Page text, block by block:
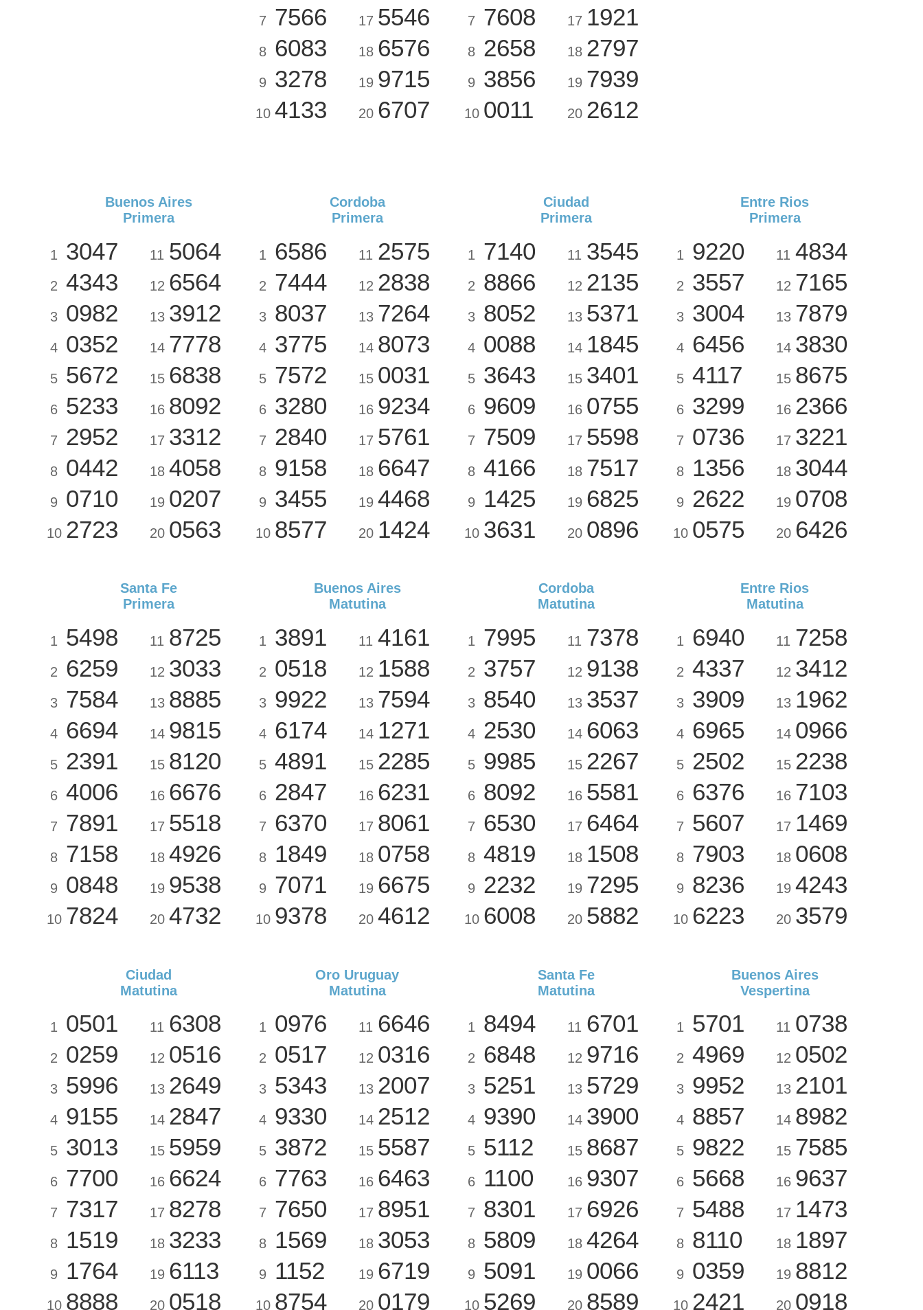
7 7566
8 6083
9 3278
10 4133
17 5546
18 6576
19 9715
20 6707
7 7608
8 2658
9 3856
10 0011
17 1921
18 2797
19 7939
20 2612
Buenos Aires
Primera
1 3047
2 4343
3 0982
4 0352
5 5672
6 5233
7 2952
8 0442
9 0710
10 2723
11 5064
12 6564
13 3912
14 7778
15 6838
16 8092
17 3312
18 4058
19 0207
20 0563
Cordoba
Primera
1 6586
2 7444
3 8037
4 3775
5 7572
6 3280
7 2840
8 9158
9 3455
10 8577
11 2575
12 2838
13 7264
14 8073
15 0031
16 9234
17 5761
18 6647
19 4468
20 1424
Ciudad
Primera
1 7140
2 8866
3 8052
4 0088
5 3643
6 9609
7 7509
8 4166
9 1425
10 3631
11 3545
12 2135
13 5371
14 1845
15 3401
16 0755
17 5598
18 7517
19 6825
20 0896
Entre Rios
Primera
1 9220
2 3557
3 3004
4 6456
5 4117
6 3299
7 0736
8 1356
9 2622
10 0575
11 4834
12 7165
13 7879
14 3830
15 8675
16 2366
17 3221
18 3044
19 0708
20 6426
Santa Fe
Primera
1 5498
2 6259
3 7584
4 6694
5 2391
6 4006
7 7891
8 7158
9 0848
10 7824
11 8725
12 3033
13 8885
14 9815
15 8120
16 6676
17 5518
18 4926
19 9538
20 4732
Buenos Aires
Matutina
1 3891
2 0518
3 9922
4 6174
5 4891
6 2847
7 6370
8 1849
9 7071
10 9378
11 4161
12 1588
13 7594
14 1271
15 2285
16 6231
17 8061
18 0758
19 6675
20 4612
Cordoba
Matutina
1 7995
2 3757
3 8540
4 2530
5 9985
6 8092
7 6530
8 4819
9 2232
10 6008
11 7378
12 9138
13 3537
14 6063
15 2267
16 5581
17 6464
18 1508
19 7295
20 5882
Entre Rios
Matutina
1 6940
2 4337
3 3909
4 6965
5 2502
6 6376
7 5607
8 7903
9 8236
10 6223
11 7258
12 3412
13 1962
14 0966
15 2238
16 7103
17 1469
18 0608
19 4243
20 3579
Ciudad
Matutina
1 0501
2 0259
3 5996
4 9155
5 3013
6 7700
7 7317
8 1519
9 1764
10 8888
11 6308
12 0516
13 2649
14 2847
15 5959
16 6624
17 8278
18 3233
19 6113
20 0518
Oro Uruguay
Matutina
1 0976
2 0517
3 5343
4 9330
5 3872
6 7763
7 7650
8 1569
9 1152
10 8754
11 6646
12 0316
13 2007
14 2512
15 5587
16 6463
17 8951
18 3053
19 6719
20 0179
Santa Fe
Matutina
1 8494
2 6848
3 5251
4 9390
5 5112
6 1100
7 8301
8 5809
9 5091
10 5269
11 6701
12 9716
13 5729
14 3900
15 8687
16 9307
17 6926
18 4264
19 0066
20 8589
Buenos Aires
Vespertina
1 5701
2 4969
3 9952
4 8857
5 9822
6 5668
7 5488
8 8110
9 0359
10 2421
11 0738
12 0502
13 2101
14 8982
15 7585
16 9637
17 1473
18 1897
19 8812
20 0918